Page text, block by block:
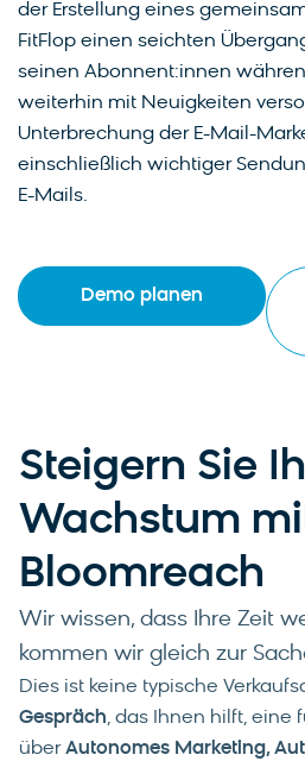
der Erstellung eines
FitFlop einen seichten
seinen Abonnent:innen
weiterhin mit Neuigkeiten
Unterbrechung der E-Mail-
einschließlich wichtiger
E-Mails.
Demo planen
Steigern Sie
Wachstum
Bloomreach
Wir wissen, dass Ihre Zeit
kommen wir gleich zur
Dies ist keine typische
Gespräch, das Ihnen hilft, eine
überAutonomes Marketing,